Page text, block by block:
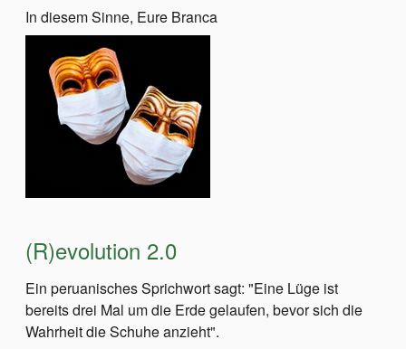
In diesem Sinne, Eure Branca
(R)evolution 2.0
Ein peruanisches Sprichwort sagt: "Eine Lüge ist
bereits drei Mal um die Erde gelaufen, bevor sich die
Wahrheit die Schuhe anzieht".